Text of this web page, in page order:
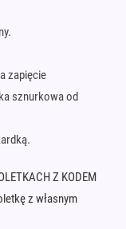
zapięcie
sznurkowa od
Z KODEM
z własnym